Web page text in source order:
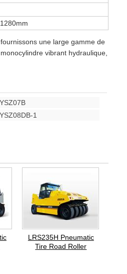
une large gamme de
vibrant hydraulique,
1
LRS235H Pneumatic
Tire Road Roller